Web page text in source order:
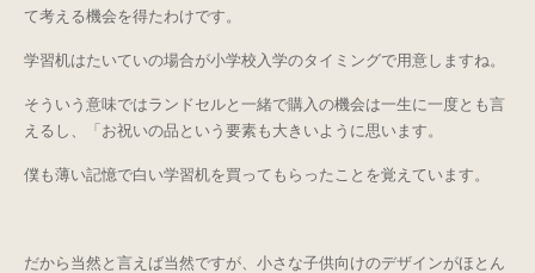
て考える機会を得たわけです。
学習机はたいていの場合が小学校入学のタイミングで用意しますね。
そういう意味ではランドセルと一緒で購入の機会は一生に一度とも言
えるし、「お祝いの品という要素も大きいように思います。
僕も薄い記憶で白い学習机を買ってもらったことを覚えています。
だから当然と言えば当然ですが、小さな子供向けのデザインがほとん